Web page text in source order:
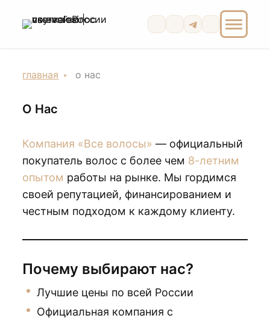
главная о нас
О Нас
Компания «Все волосы»— официальный
покупатель волос с более чем 8-летним
опытом работы на рынке. Мы гордимся
своей репутацией, финансированием и
честным подходом к каждому клиенту.
Почему выбирают нас?
Лучшие цены по всей России
Официальная компания с